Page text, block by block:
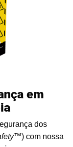
em
dos
) com nossa